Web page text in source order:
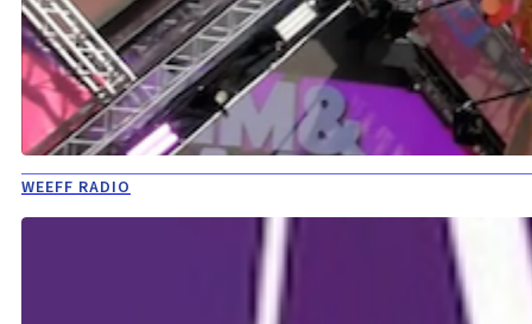
WEEFF RADIO